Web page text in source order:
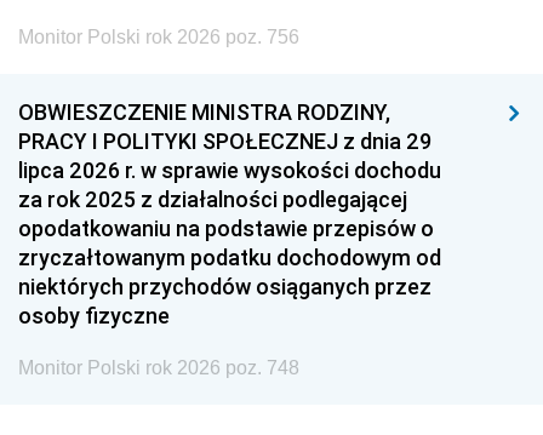
Monitor Polski rok 2026 poz. 756
OBWIESZCZENIE MINISTRA RODZINY,
PRACY I POLITYKI SPOŁECZNEJ z dnia 29
lipca 2026 r. w sprawie wysokości dochodu
za rok 2025 z działalności podlegającej
opodatkowaniu na podstawie przepisów o
zryczałtowanym podatku dochodowym od
niektórych przychodów osiąganych przez
osoby fizyczne
Monitor Polski rok 2026 poz. 748